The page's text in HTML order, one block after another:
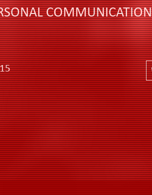
COMMUNICATION